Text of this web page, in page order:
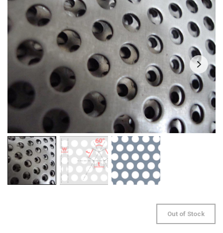
Out of Stock